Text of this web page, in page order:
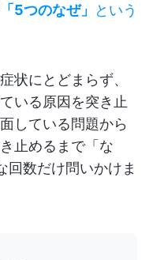
「5つのなぜ」
という
状にとどまらず、
いる原因を突き止
している問題から
止めるまで「な
回数だけ問いかけま